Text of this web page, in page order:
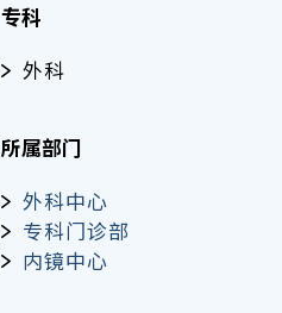
专科
外科
所属部门
外科中心
专科门诊部
内镜中心